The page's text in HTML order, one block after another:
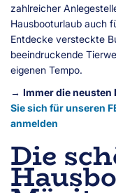
zahlreicher
Hausbooturlaub auch
Entdecke versteckte
beeindruckende
eigenen Tempo.
→ Immer die neusten
Sie sich für unseren
anmelden
Die